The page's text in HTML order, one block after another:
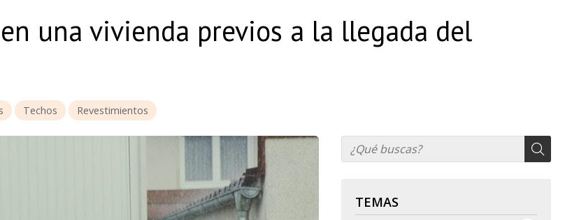
una vivienda previos a la llegada del
Techos Revestimientos
TEMAS